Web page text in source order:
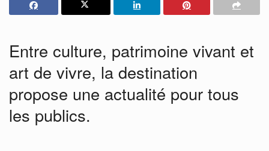
Entre culture, patrimoine vivant et
art de vivre, la destination
propose une actualité pour tous
les publics.